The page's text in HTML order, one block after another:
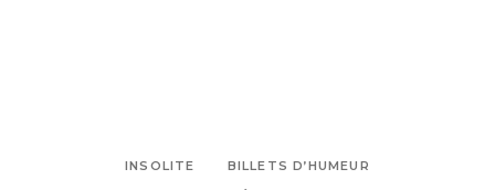
INSOLITE
BILLETS D’HUMEUR